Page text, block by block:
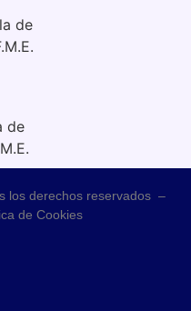
los derechos reservados –
de Cookies